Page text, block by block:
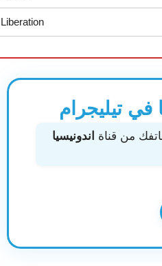
Liberation
في تيليجرام
من قناة
اندونيسيا